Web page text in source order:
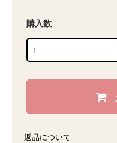
購入数
返品について